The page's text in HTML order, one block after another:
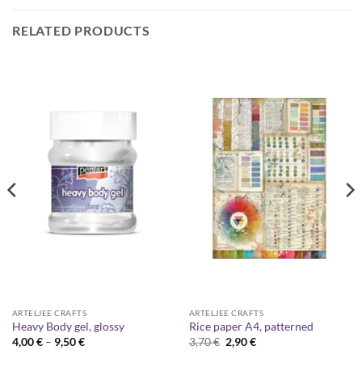
RELATED PRODUCTS
ARTELJEE CRAFTS
Heavy Body gel, glossy
4,00€ – 9,50€Price
ARTELJEE CRAFTS
Rice paper A4, patterned
3,70€ Original
price
2,90€Current